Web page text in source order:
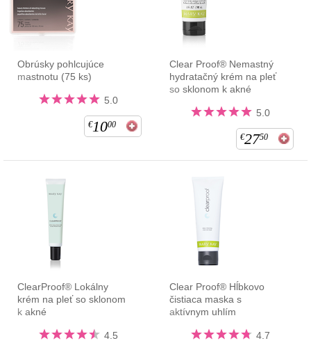
Obrúsky pohlcujúce
mastnotu (75 ks)
5.0
€1000
Clear Proof® Nemastný
hydratačný krém na pleť
so sklonom k akné
5.0
€2750
ClearProof® Lokálny
krém na pleť so sklonom
k akné
4.5
Clear Proof® Hĺbkovo
čistiaca maska s
aktívnym uhlím
4.7